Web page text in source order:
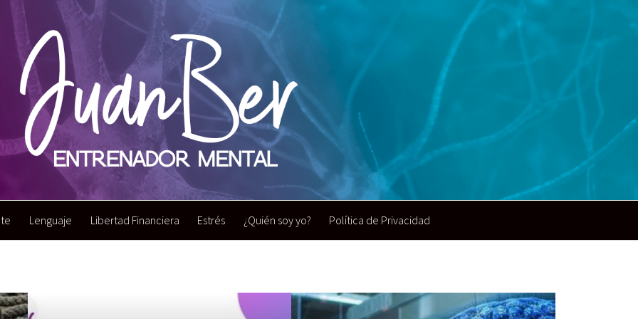
Lenguaje Libertad Financiera Estrés ¿Quién soy yo? Política de Privacidad